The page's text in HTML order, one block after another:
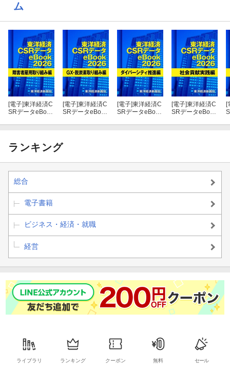
ム
[電子]東洋経済C
SRデータeBook
[電子]東洋経済C
SRデータeBook
[電子]東洋経済C
SRデータeBook
[電子]東洋経済C
SRデータeBook
[
ランキング
総合
電子書籍
ビジネス・経済・就職
経営
ライブラリ ランキング クーポン 無料 セール